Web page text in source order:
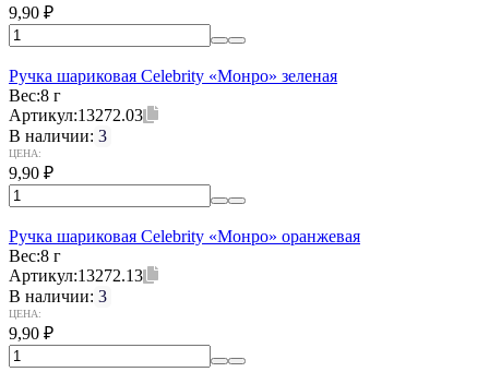
9,90 ₽
Ручка шариковая Celebrity «Монро» зеленая
Вес:8 г
Артикул:13272.03
В наличии: 3
ЦЕНА:
9,90 ₽
Ручка шариковая Celebrity «Монро» оранжевая
Вес:8 г
Артикул:13272.13
В наличии: 3
ЦЕНА:
9,90 ₽